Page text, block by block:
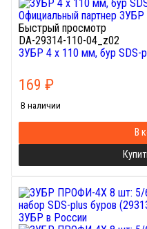
Быстрый просмотр
DA-29314-110-04_z02
ЗУБР 4 x 110 мм, бур SDS-
169 ₽
В наличии
В